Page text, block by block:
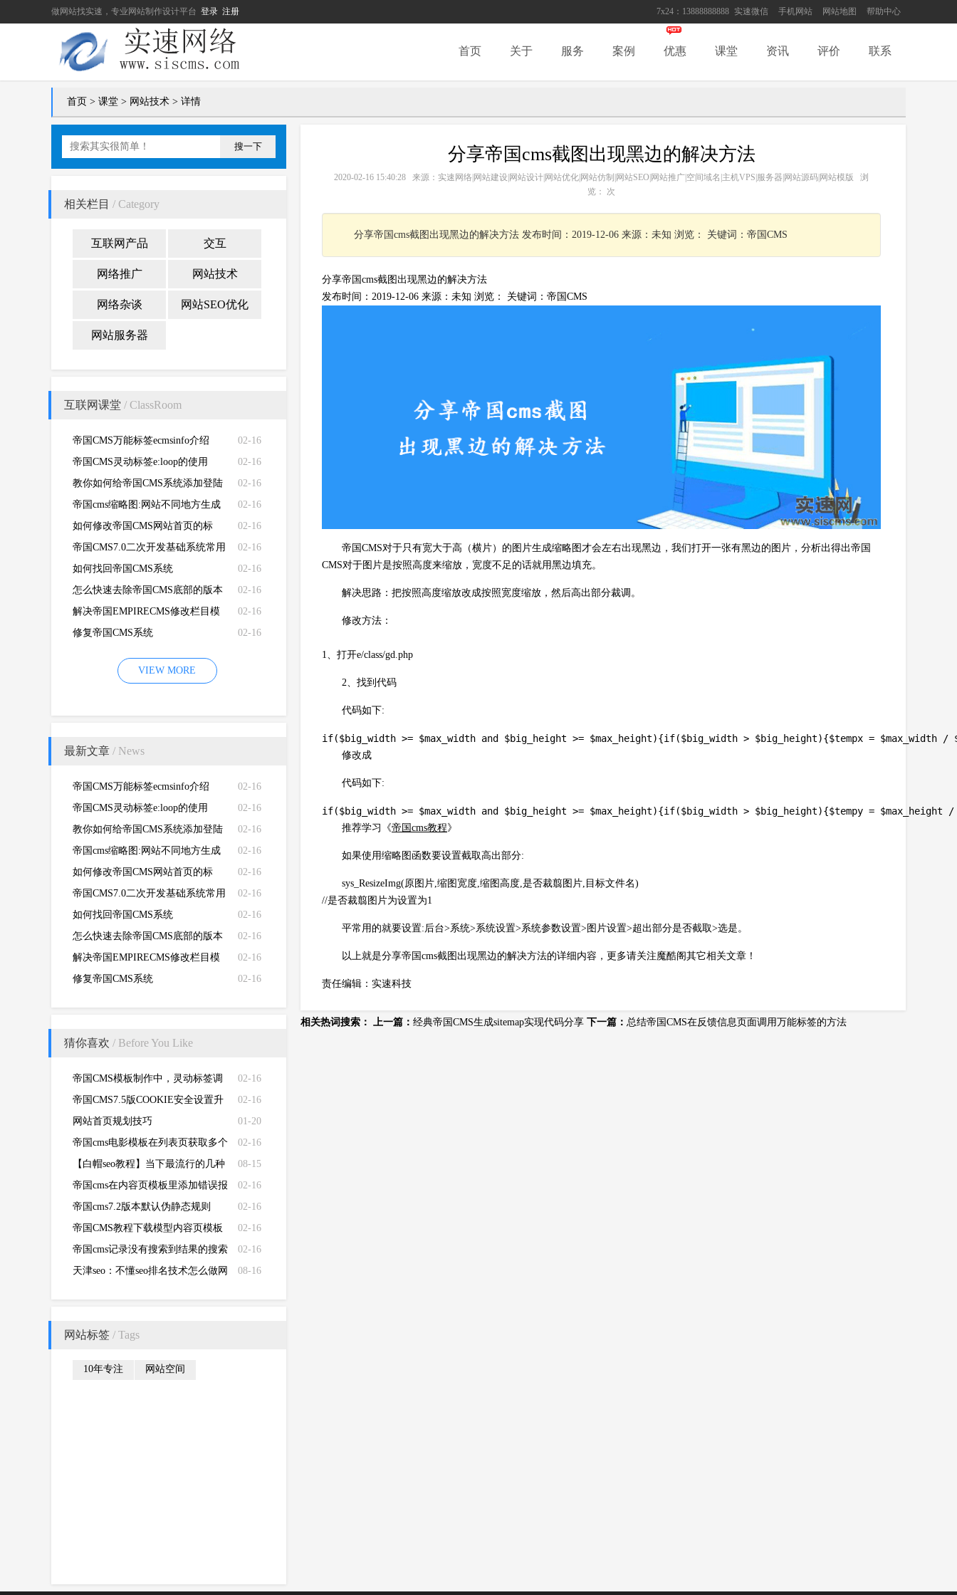
7x24：13888888888 实速微信 手机网站 网站地图 帮助中心
做网站找实速，专业网站制作设计平台 登录 注册
首页 关于 服务 案例 优惠 课堂 资讯 评价 联系
首页 > 课堂 > 网站技术 > 详情
搜一下
相关栏目 / Category
互联网产品 交互
网络推广 网站技术
网络杂谈 网站SEO优化
网站服务器
互联网课堂 / ClassRoom
02-16
帝国CMS万能标签ecmsinfo介绍
02-16
帝国CMS灵动标签e:loop的使用
02-16
教你如何给帝国CMS系统添加登陆
失败次数限制
02-16
帝国cms缩略图:网站不同地方生成
不同的缩略图
02-16
如何修改帝国CMS网站首页的标
题、关键词、描述和LOGO
02-16
帝国CMS7.0二次开发基础系统常用
函数功能说明
02-16
如何找回帝国CMS系统
（EMPIRECMS）管理员密码
02-16
怎么快速去除帝国CMS底部的版本
信息？如何去除帝国CMS版权信息
02-16
解决帝国EMPIRECMS修改栏目模
版不生效的问题
02-16
修复帝国CMS系统
VIEW MORE
最新文章 / News
02-16
帝国CMS万能标签ecmsinfo介绍
02-16
帝国CMS灵动标签e:loop的使用
02-16
教你如何给帝国CMS系统添加登陆
失败次数限制
02-16
帝国cms缩略图:网站不同地方生成
不同的缩略图
02-16
如何修改帝国CMS网站首页的标
题、关键词、描述和LOGO
02-16
帝国CMS7.0二次开发基础系统常用
函数功能说明
02-16
如何找回帝国CMS系统
（EMPIRECMS）管理员密码
02-16
怎么快速去除帝国CMS底部的版本
信息？如何去除帝国CMS版权信息
02-16
解决帝国EMPIRECMS修改栏目模
版不生效的问题
02-16
修复帝国CMS系统
猜你喜欢 / Before You Like
02-16
帝国CMS模板制作中，灵动标签调
用自定义页面的方法和例子
02-16
帝国CMS7.5版COOKIE安全设置升
级，更上一台阶
01-20
网站首页规划技巧
02-16
帝国cms电影模板在列表页获取多个
真实播放地址
08-15
【白帽seo教程】当下最流行的几种
寻找合适友链的方法
02-16
帝国cms在内容页模板里添加错误报
告链接
02-16
帝国cms7.2版本默认伪静态规则
02-16
帝国CMS教程下载模型内容页模板
显示下载点数
02-16
帝国cms记录没有搜索到结果的搜索
关键字入数据库
08-16
天津seo：不懂seo排名技术怎么做网
网站标签 / Tags
10年专注 网站空间
分享帝国cms截图出现黑边的解决方法
2020-02-16 15:40:28 来源：实速网络|网站建设|网站设计|网站优化|网站仿制|网站SEO|网站推广|空间域名|主机VPS|服务器|网站源码|网站模版 浏
览：
次
分享帝国cms截图出现黑边的解决方法 发布时间：2019-12-06 来源：未知 浏览： 关键词：帝国CMS
分享帝国cms截图出现黑边的解决方法
发布时间：2019-12-06 来源：未知 浏览：
关键词： 帝国CMS
帝国CMS对于只有宽大于高（横片）的图片生成缩略图才会左右出现黑边，我们打开一张有黑边的图片，分析出得出帝国
CMS对于图片是按照高度来缩放，宽度不足的话就用黑边填充。
解决思路：把按照高度缩放改成按照宽度缩放，然后高出部分裁调。
修改方法：
1、打开e/class/gd.php
2、找到代码
代码如下:
if($big_width >= $max_width and $big_height >= $max_height){if($big_width > $big_height){$tempx =
修改成
代码如下:
if($big_width >= $max_width and $big_height >= $max_height){if($big_width > $big_height){$tempy =
推荐学习《帝国cms教程》
如果使用缩略图函数要设置截取高出部分:
sys_ResizeImg(原图片,缩图宽度,缩图高度,是否裁翦图片,目标文件名)
//是否裁翦图片为设置为1
平常用的就要设置:后台>系统>系统设置>系统参数设置>图片设置>超出部分是否截取>选是。
以上就是分享帝国cms截图出现黑边的解决方法的详细内容，更多请关注魔酷阁其它相关文章！
责任编辑：实速科技
相关热词搜索： 上一篇： 经典帝国CMS生成sitemap实现代码分享 下一篇： 总结帝国CMS在反馈信息页面调用万能标签的方法